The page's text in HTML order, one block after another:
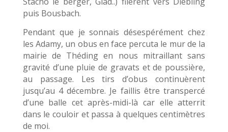
puis Bousbach.
Pendant que je sonnais désespérément chez
les Adamy, un obus en face percuta le mur de la
mairie de Théding en nous mitraillant sans
gravité d’une pluie de gravats et de poussière,
au passage. Les tirs d’obus continuèrent
jusqu’au 4 décembre. Je faillis être transpercé
d’une balle cet après-midi-là car elle atterrit
dans le couloir et passa à quelques centimètres
de moi.